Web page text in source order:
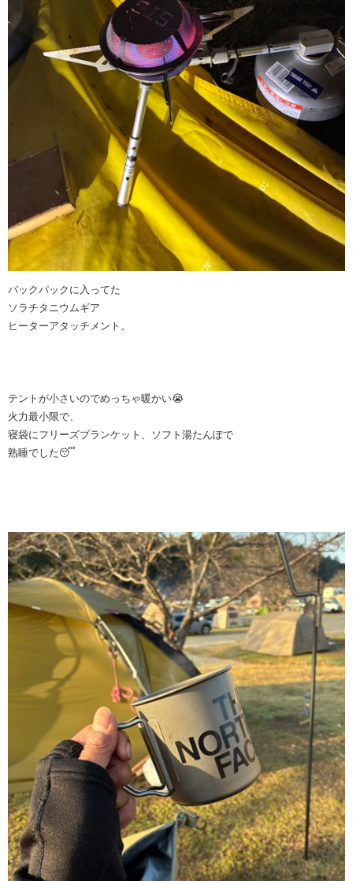
バックパックに入ってた
ソラチタニウムギア
ヒーターアタッチメント。
テントが小さいのでめっちゃ暖かい😭
火力最小限で、
寝袋にフリーズブランケット、ソフト湯たんぽで
熟睡でした😴